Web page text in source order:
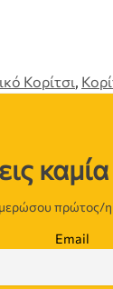
Κορίτσι,
πρώτος/
Email